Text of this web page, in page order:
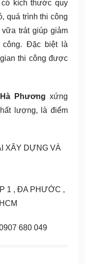
kích thước quy
quá trình thi công
trát giúp giảm
Đặc biệt là
thi công được
Phương xứng
lượng, là điểm
XÂY DỰNG VÀ
1 , ĐA PHƯỚC ,
680 049